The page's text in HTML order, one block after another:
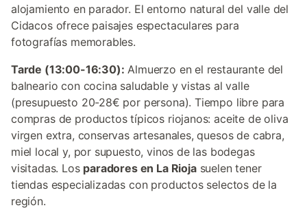
alojamiento en parador. El entorno natural del valle del
Cidacos ofrece paisajes espectaculares para
fotografías memorables.
Tarde (13:00-16:30): Almuerzo en el restaurante del
balneario con cocina saludable y vistas al valle
(presupuesto 20-28€ por persona). Tiempo libre para
compras de productos típicos riojanos: aceite de oliva
virgen extra, conservas artesanales, quesos de cabra,
miel local y, por supuesto, vinos de las bodegas
visitadas. Los paradores en La Riojasuelen tener
tiendas especializadas con productos selectos de la
región.